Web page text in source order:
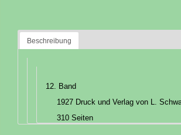
Beschreibung
12. Band
1927 Druck und Verlag von L.
310 Seiten